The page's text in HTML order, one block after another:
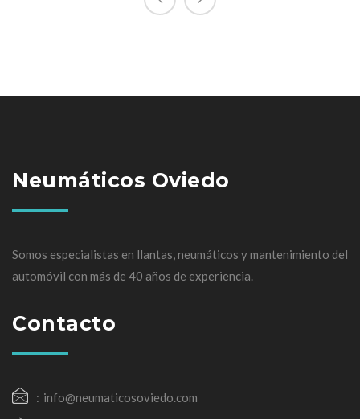
Neumáticos Oviedo
Somos especialistas en llantas, neumáticos y mantenimiento del
automóvil con más de 40 años de experiencia.
Contacto
info@neumaticosoviedo.com